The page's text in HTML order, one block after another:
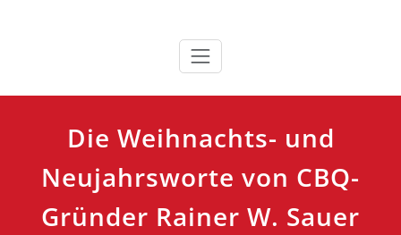
Rainer W. Sauer ||| Trainer &
Coach / Birkenbihl-Experte &
Infotainer
Botschaft… | …Gefühl für den Rhythmus… | …
außerordentliche emotionale Wirkung«
Die Weihnachts- und
Neujahrsworte von CBQ-
Gründer Rainer W. Sauer